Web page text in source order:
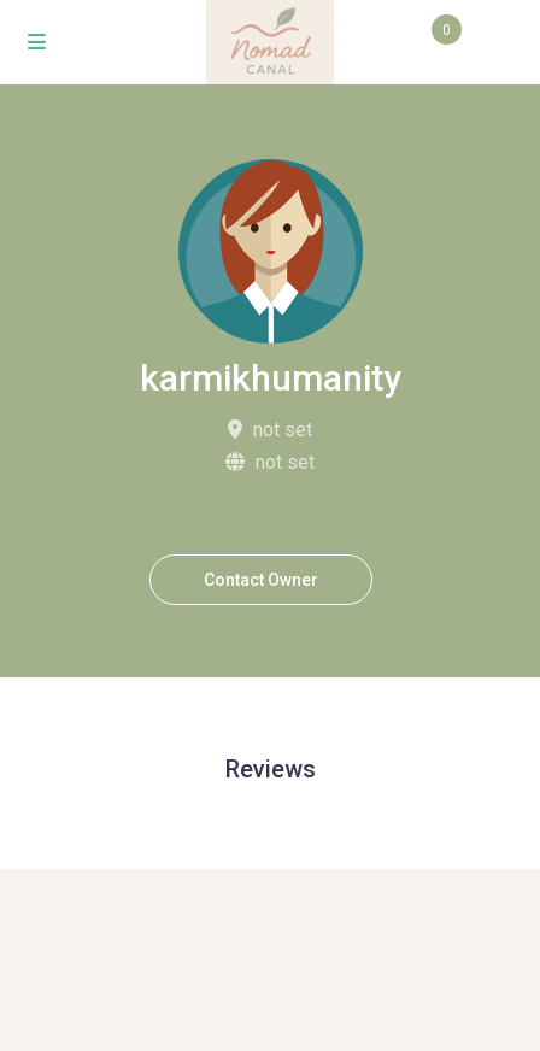
0
karmikhumanity
not set
not set
Contact Owner
Reviews